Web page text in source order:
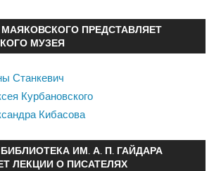
ПРЕДСТАВЛЯЕТ
МУЗЕЯ
Станкевич
Курбановского
Кибасова
ИМ. А. П. ГАЙДАРА
ЛЕКЦИИ О ПИСАТЕЛЯХ